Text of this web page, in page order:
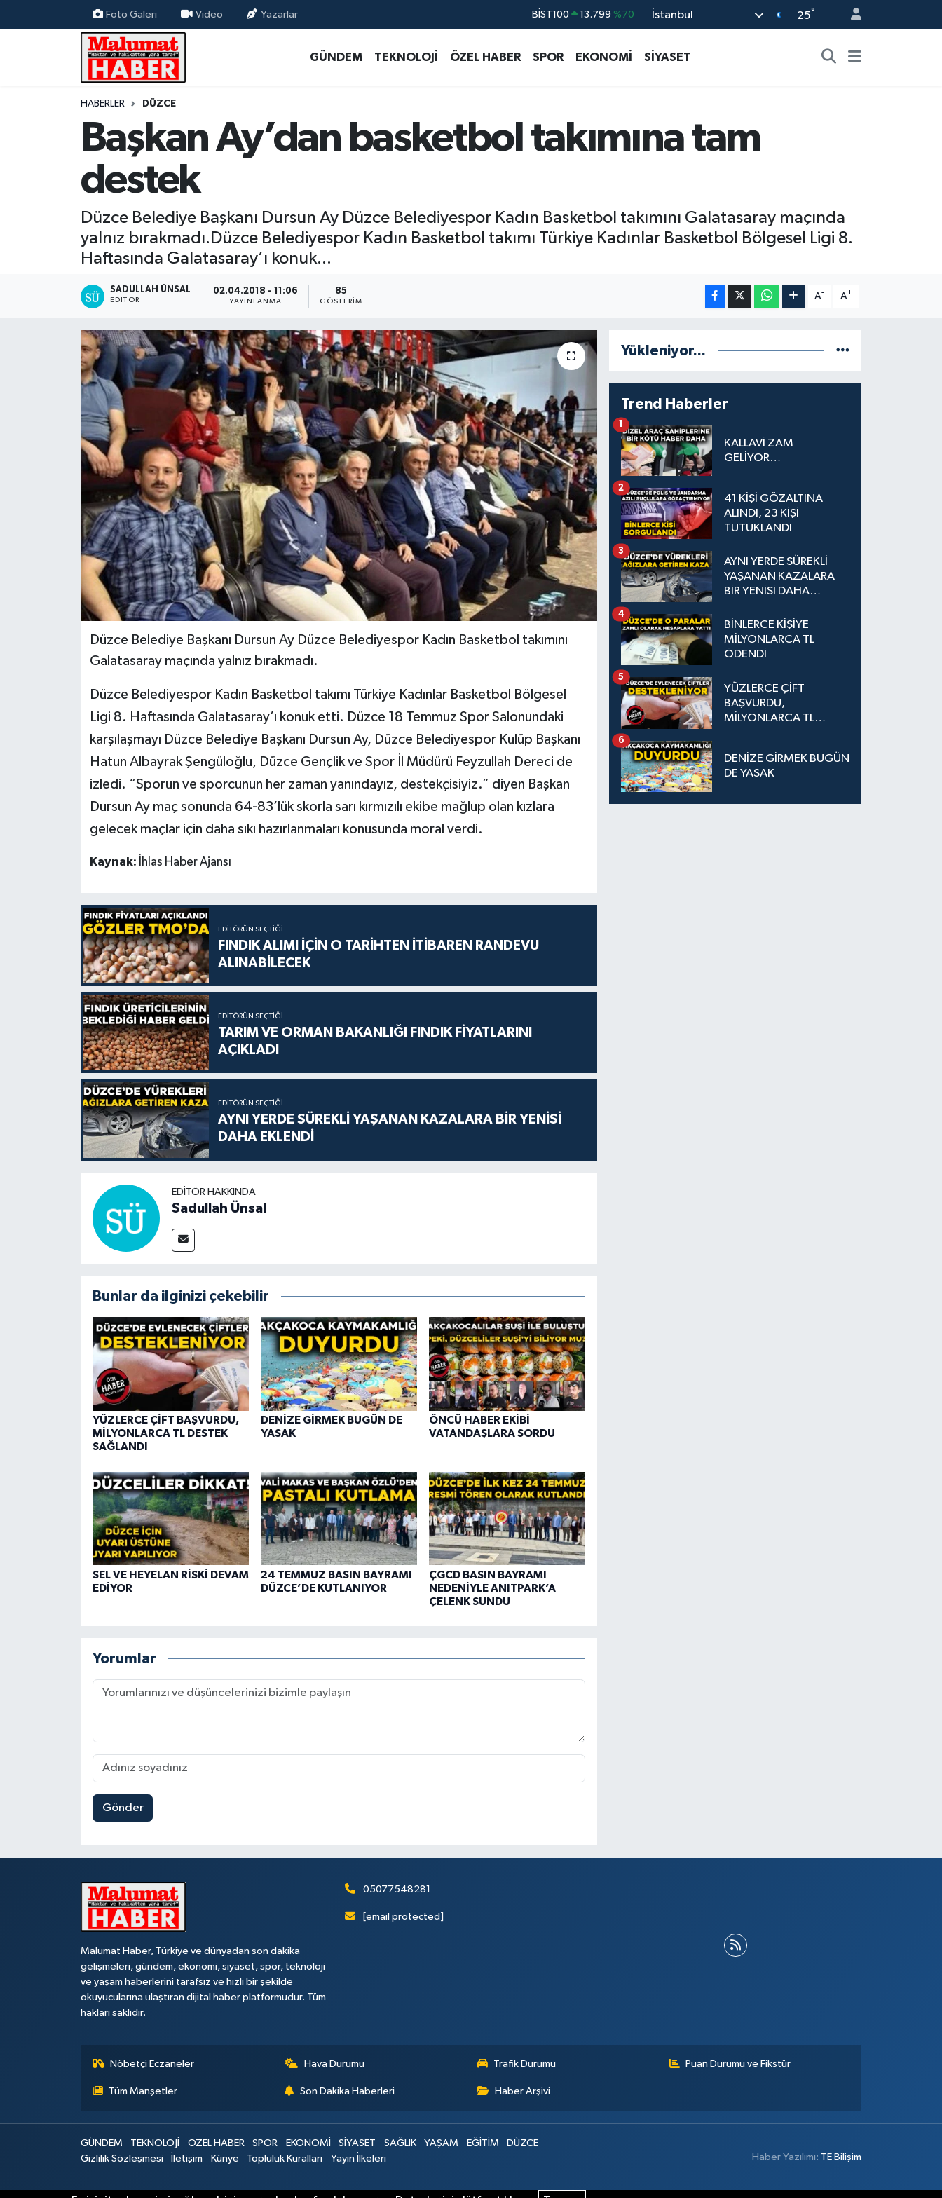
Foto Galeri Video Yazarlar BİST100 13.799 %70
GRAM ALTIN 6500.87 %0.12
İstanbul 25°
GÜNDEM TEKNOLOJİ ÖZEL HABER SPOR EKONOMİ SİYASET
HABERLER DÜZCE
Başkan Ay’dan basketbol takımına tam
destek
Düzce Belediye Başkanı Dursun Ay Düzce Belediyespor Kadın Basketbol takımını Galatasaray maçında
yalnız bırakmadı.Düzce Belediyespor Kadın Basketbol takımı Türkiye Kadınlar Basketbol Bölgesel Ligi 8.
Haftasında Galatasaray’ı konuk...
SADULLAH ÜNSAL
EDITÖR
02.04.2018 - 11:06
YAYINLANMA
85
GÖSTERIM
A- A+
Düzce Belediye Başkanı Dursun Ay Düzce Belediyespor Kadın Basketbol takımını
Galatasaray maçında yalnız bırakmadı.
Düzce Belediyespor Kadın Basketbol takımı Türkiye Kadınlar Basketbol Bölgesel
Ligi 8. Haftasında Galatasaray’ı konuk etti. Düzce 18 Temmuz Spor Salonundaki
karşılaşmayı Düzce Belediye Başkanı Dursun Ay, Düzce Belediyespor Kulüp Başkanı
Hatun Albayrak Şengüloğlu, Düzce Gençlik ve Spor İl Müdürü Feyzullah Dereci de
izledi. “Sporun ve sporcunun her zaman yanındayız, destekçisiyiz.” diyen Başkan
Dursun Ay maç sonunda 64-83’lük skorla sarı kırmızılı ekibe mağlup olan kızlara
gelecek maçlar için daha sıkı hazırlanmaları konusunda moral verdi.
Kaynak: İhlas Haber Ajansı
EDITÖRÜN SEÇTIĞI
FINDIK ALIMI İÇİN O TARİHTEN İTİBAREN RANDEVU
ALINABİLECEK
EDITÖRÜN SEÇTIĞI
TARIM VE ORMAN BAKANLIĞI FINDIK FİYATLARINI
AÇIKLADI
EDITÖRÜN SEÇTIĞI
AYNI YERDE SÜREKLİ YAŞANAN KAZALARA BİR YENİSİ
DAHA EKLENDİ
EDITÖR HAKKINDA
Sadullah Ünsal
Bunlar da ilginizi çekebilir
YÜZLERCE ÇİFT BAŞVURDU,
MİLYONLARCA TL DESTEK
SAĞLANDI
DENİZE GİRMEK BUGÜN DE
YASAK
ÖNCÜ HABER EKİBİ
VATANDAŞLARA SORDU
SEL VE HEYELAN RİSKİ DEVAM
EDİYOR
24 TEMMUZ BASIN BAYRAMI
DÜZCE’DE KUTLANIYOR
ÇGCD BASIN BAYRAMI
NEDENİYLE ANITPARK’A
ÇELENK SUNDU
Yorumlar
Gönder
Yükleniyor...
Trend Haberler
KALLAVİ ZAM
GELİYOR…
1
41 KİŞİ GÖZALTINA
ALINDI, 23 KİŞİ
TUTUKLANDI
2
AYNI YERDE SÜREKLİ
YAŞANAN KAZALARA
BİR YENİSİ DAHA
3
BİNLERCE KİŞİYE
MİLYONLARCA TL
ÖDENDİ
4
YÜZLERCE ÇİFT
BAŞVURDU,
MİLYONLARCA TL
5
DENİZE GİRMEK BUGÜN
DE YASAK
6
Malumat Haber, Türkiye ve dünyadan son dakika
gelişmeleri, gündem, ekonomi, siyaset, spor, teknoloji
ve yaşam haberlerini tarafsız ve hızlı bir şekilde
okuyucularına ulaştıran dijital haber platformudur. Tüm
hakları saklıdır.
05077548281
[email protected]
Nöbetçi Eczaneler Hava Durumu Trafik Durumu Puan Durumu ve Fikstür
Tüm Manşetler Son Dakika Haberleri Haber Arşivi
GÜNDEM TEKNOLOJİ ÖZEL HABER SPOR EKONOMİ SİYASET SAĞLIK YAŞAM EĞİTİM
DÜZCE
Gizlilik Sözleşmesi
İletişim Künye Topluluk Kuralları Yayın İlkeleri Haber Yazılımı: TE Bilişim
Nöbetçi Eczaneler
Trafik Durumu
Süper Lig Puan Durumu ve Fikstür
Tüm Manşetler
Son Dakika Haberleri
Haber Arşivi